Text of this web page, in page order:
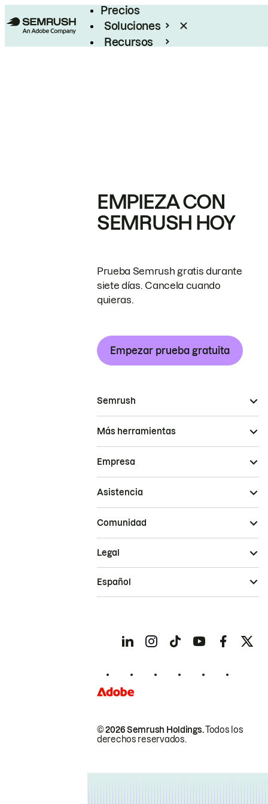
Precios
Soluciones
Recursos
EMPIEZA CON
SEMRUSH HOY
Prueba Semrush gratis durante
siete días. Cancela cuando
quieras.
Empezar prueba gratuita
Semrush
Más herramientas
Empresa
Asistencia
Comunidad
© 2026 Semrush Holdings.Todos los
derechos reservados.
Legal
Español